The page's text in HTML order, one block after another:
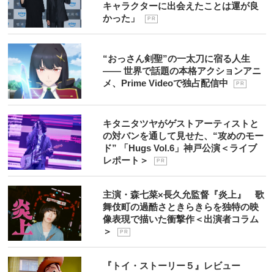
キャラクターに出会えたことは運が良
かった」
P R
“おっさん剣聖”の一太刀に宿る人生
―― 世界で話題の本格アクションアニ
メ、Prime Videoで独占配信中
P R
キタニタツヤがゲストアーティストと
の対バンを通して見せた、“攻めのモー
ド” 「Hugs Vol.6」神戸公演＜ライブ
レポート＞
P R
主演・森七菜×長久允監督『炎上』 歌
舞伎町の過酷さときらきらを独特の映
像表現で描いた衝撃作＜出演者コラム
＞
P R
『トイ・ストーリー５』レビュー